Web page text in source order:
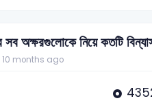
অক্ষরগুলোকে নিয়ে কতটি
months ago